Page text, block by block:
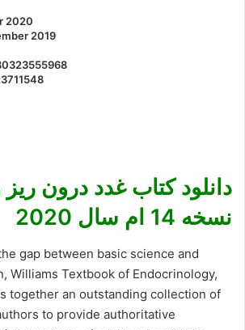
2020
2019
دانلود کتاب غدد درون ریز
نسخه 14 ام سال 2020
gap between basic science and
Williams Textbook of Endocrinology,
together an outstanding collection of
to provide authoritative